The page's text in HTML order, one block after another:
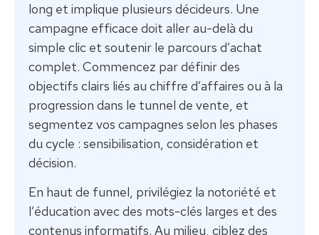
long et implique plusieurs décideurs. Une
campagne efficace doit aller au-delà du
simple clic et soutenir le parcours d’achat
complet. Commencez par définir des
objectifs clairs liés au chiffre d’affaires ou à la
progression dans le tunnel de vente, et
segmentez vos campagnes selon les phases
du cycle : sensibilisation, considération et
décision.
En haut de funnel, privilégiez la notoriété et
l’éducation avec des mots-clés larges et des
contenus informatifs. Au milieu, ciblez des